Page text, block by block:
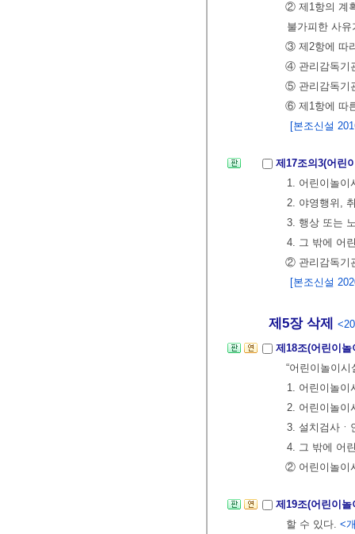
② 제1항의 계
불가피한 사
③ 제2항에 따
④ 관리감독기
⑤ 관리감독기
⑥ 제1항에 따
[본조신설
제17조의3(어린
1. 어린이놀이
2. 야영행위,
3. 행상 또는
4. 그 밖에 어
② 관리감독기
[본조신설
제5장 삭제
제18조(어린이
“어린이놀이
1. 어린이놀이
2. 어린이놀이
3. 설치검사ㆍ
4. 그 밖에 어
② 어린이놀이
제19조(어린이
할 수 있다. <